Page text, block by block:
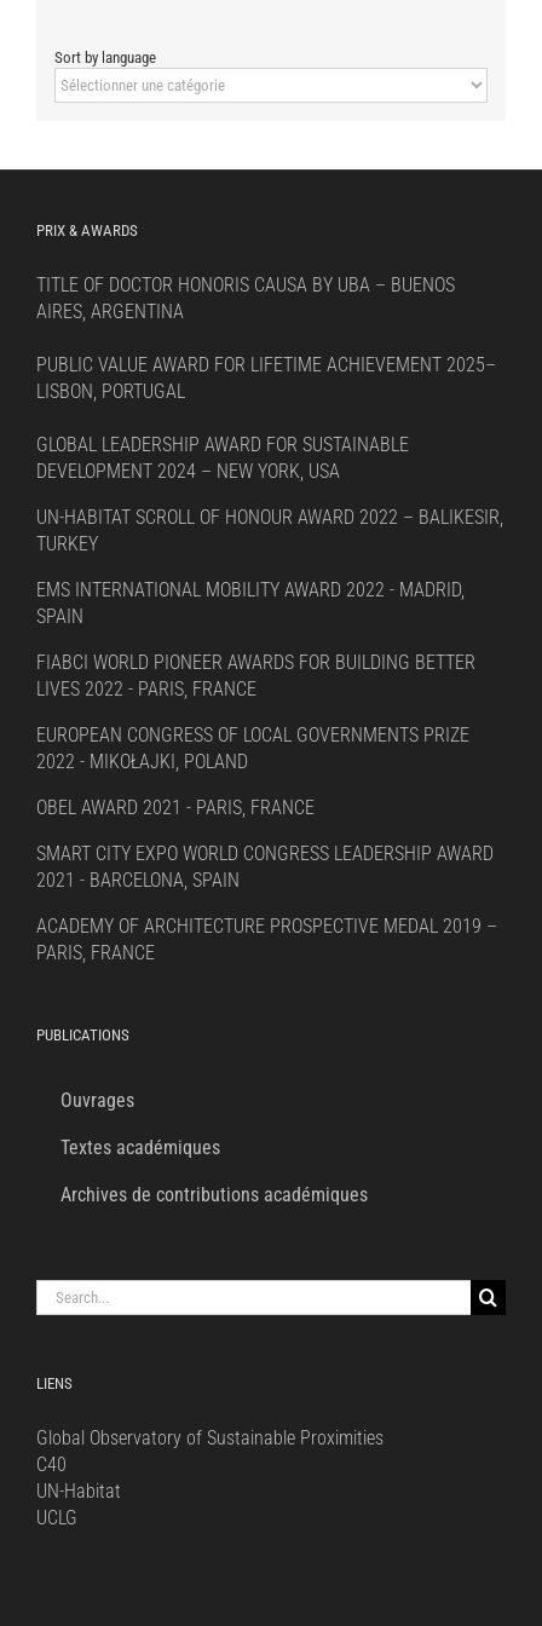
Sort by language
Sort
by
PRIX & AWARDS
TITLE OF DOCTOR HONORIS CAUSA BY UBA – BUENOS
AIRES, ARGENTINA
PUBLIC VALUE AWARD FOR LIFETIME ACHIEVEMENT 2025–
LISBON, PORTUGAL
GLOBAL LEADERSHIP AWARD FOR SUSTAINABLE
DEVELOPMENT 2024 – NEW YORK, USA
UN-HABITAT SCROLL OF HONOUR AWARD 2022 – BALIKESIR,
TURKEY
EMS INTERNATIONAL MOBILITY AWARD 2022 - MADRID,
SPAIN
FIABCI WORLD PIONEER AWARDS FOR BUILDING BETTER
LIVES 2022 - PARIS, FRANCE
EUROPEAN CONGRESS OF LOCAL GOVERNMENTS PRIZE
2022 - MIKOŁAJKI, POLAND
OBEL AWARD 2021 - PARIS, FRANCE
SMART CITY EXPO WORLD CONGRESS LEADERSHIP AWARD
2021 - BARCELONA, SPAIN
ACADEMY OF ARCHITECTURE PROSPECTIVE MEDAL 2019 –
PARIS, FRANCE
PUBLICATIONS
Ouvrages
Textes académiques
Archives de contributions académiques
Search
for:
LIENS
Global Observatory of Sustainable Proximities
C40
UN-Habitat
UCLG